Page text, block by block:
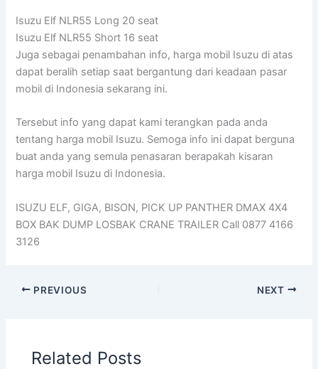
Isuzu Elf NLR55 Long 20 seat
Isuzu Elf NLR55 Short 16 seat
Juga sebagai penambahan info, harga mobil Isuzu di atas
dapat beralih setiap saat bergantung dari keadaan pasar
mobil di Indonesia sekarang ini.
Tersebut info yang dapat kami terangkan pada anda
tentang harga mobil Isuzu. Semoga info ini dapat berguna
buat anda yang semula penasaran berapakah kisaran
harga mobil Isuzu di Indonesia.
ISUZU ELF, GIGA, BISON, PICK UP PANTHER DMAX 4X4
BOX BAK DUMP LOSBAK CRANE TRAILER Call 0877 4166
3126
PREVIOUS NEXT
Related Posts